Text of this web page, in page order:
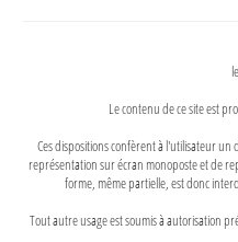
Le contenu de ce site est
Ces dispositions confèrent à l'utilisateur
représentation sur écran monoposte et de
forme, même partielle, est donc
Tout autre usage est soumis à autorisation